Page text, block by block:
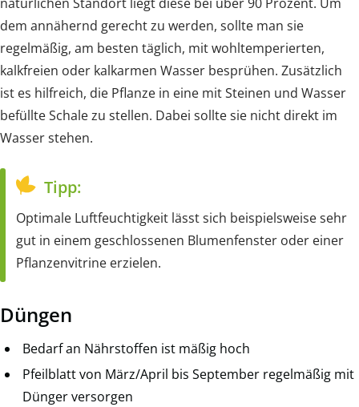
dem annähernd gerecht zu werden, sollte man sie
regelmäßig, am besten täglich, mit wohltemperierten,
kalkfreien oder kalkarmen Wasser besprühen. Zusätzlich
ist es hilfreich, die Pflanze in eine mit Steinen und Wasser
befüllte Schale zu stellen. Dabei sollte sie nicht direkt im
Wasser stehen.
Tipp:
Optimale Luftfeuchtigkeit lässt sich beispielsweise sehr
gut in einem geschlossenen Blumenfenster oder einer
Pflanzenvitrine erzielen.
Düngen
Bedarf an Nährstoffen ist mäßig hoch
Pfeilblatt von März/April bis September regelmäßig mit
Dünger versorgen